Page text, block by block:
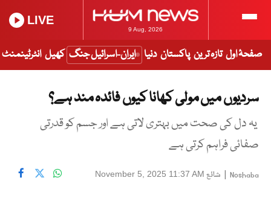
9 Aug, 2026
LIVE
صفحۂ اول تازہ ترین پاکستان دنیا ایران-اسرائیل جنگ کھیل انٹرٹینمنٹ
سردیوں میں مولی کھانا کیوں فائدہ مند ہے؟
یہ دل کی صحت میں بہتری لاتی ہے اور جسم کو قدرتی
صفائی فراہم کرتی ہے
Noshaba
| شائع November 5, 2025 11:37 AM